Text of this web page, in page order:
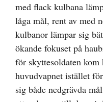
med flack kulbana
låga mål, rent av med
kulbanor lämpar sig
ökande fokuset på
för skyttesoldaten kom
huvudvapnet istället
sig både nedgrävda